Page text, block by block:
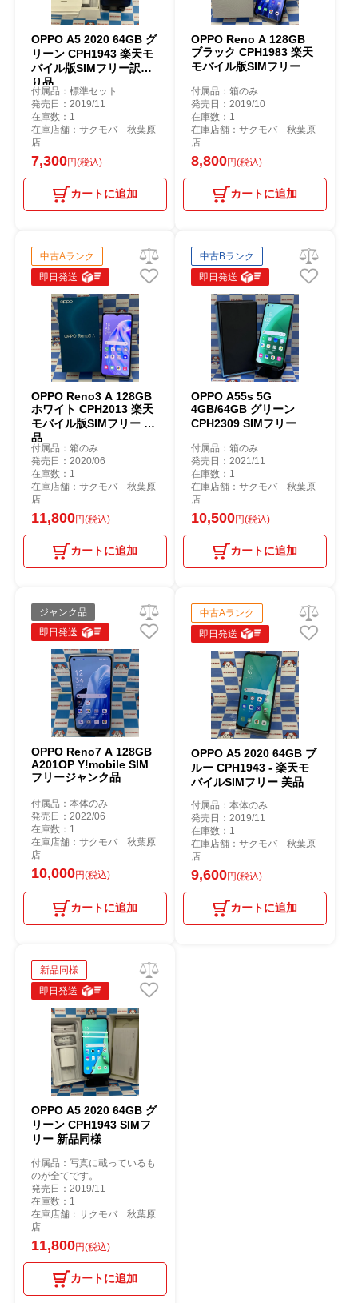
OPPO A5 2020 64GB グ
リーン CPH1943 楽天モ
バイル版SIMフリー訳あ
り品
付属品：標準セット
発売日：2019/11
在庫数：1
在庫店舗：サクモバ 秋葉原
店
7,300円(税込)
カートに追加
OPPO Reno A 128GB
ブラック CPH1983 楽天
モバイル版SIMフリー
付属品：箱のみ
発売日：2019/10
在庫数：1
在庫店舗：サクモバ 秋葉原
店
8,800円(税込)
カートに追加
中古Aランク
即日発送
OPPO Reno3 A 128GB
ホワイト CPH2013 楽天
モバイル版SIMフリー 美
品
付属品：箱のみ
発売日：2020/06
在庫数：1
在庫店舗：サクモバ 秋葉原
店
11,800円(税込)
カートに追加
中古Bランク
即日発送
OPPO A55s 5G
4GB/64GB グリーン
CPH2309 SIMフリー
付属品：箱のみ
発売日：2021/11
在庫数：1
在庫店舗：サクモバ 秋葉原
店
10,500円(税込)
カートに追加
ジャンク品
即日発送
OPPO Reno7 A 128GB
A201OP Y!mobile SIM
フリージャンク品
付属品：本体のみ
発売日：2022/06
在庫数：1
在庫店舗：サクモバ 秋葉原
店
10,000円(税込)
カートに追加
中古Aランク
即日発送
OPPO A5 2020 64GB ブ
ルー CPH1943 - 楽天モ
バイルSIMフリー 美品
付属品：本体のみ
発売日：2019/11
在庫数：1
在庫店舗：サクモバ 秋葉原
店
9,600円(税込)
カートに追加
新品同様
即日発送
OPPO A5 2020 64GB グ
リーン CPH1943 SIMフ
リー 新品同様
付属品：写真に載っているも
のが全てです。
発売日：2019/11
在庫数：1
在庫店舗：サクモバ 秋葉原
店
11,800円(税込)
カートに追加